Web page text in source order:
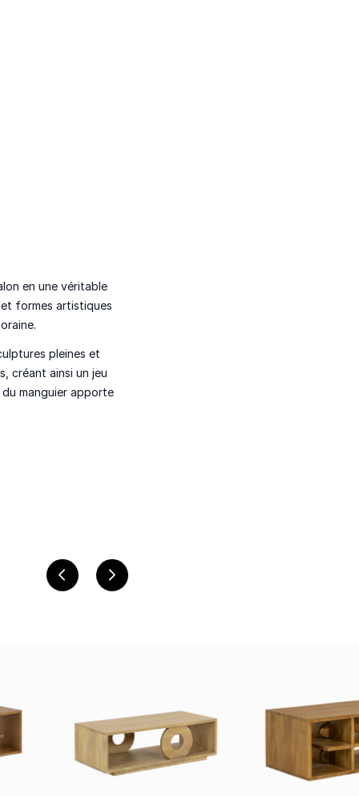
en une véritable
formes artistiques
.
pleines et
créant ainsi un jeu
manguier apporte